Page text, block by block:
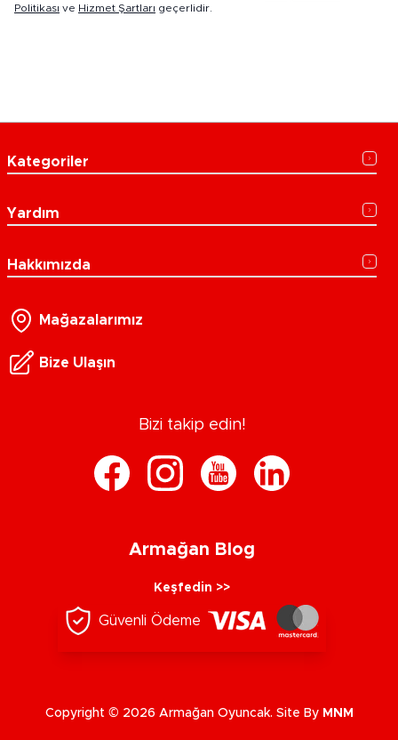
Politikası ve Hizmet Şartları geçerlidir.
Kategoriler
Yardım
Hakkımızda
Mağazalarımız
Bize Ulaşın
Bizi takip edin!
Armağan Blog
Keşfedin >>
Güvenli Ödeme
Copyright © 2026 Armağan Oyuncak. Site By MNM